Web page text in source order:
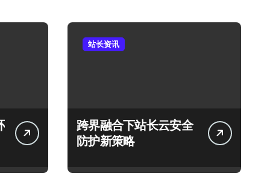
站长资讯
跨界融合下站长云安全
防护新策略